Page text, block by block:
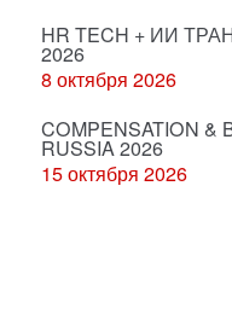
HR TECH + ИИ
2026
8 октября 2026
COMPENSATION &
RUSSIA 2026
15 октября 2026